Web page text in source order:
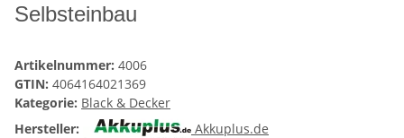
Selbsteinbau
Artikelnummer: 4006
GTIN: 4064164021369
Kategorie: Black & Decker
Hersteller:
Akkuplus.de